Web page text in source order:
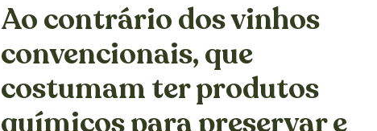
Ao contrário dos vinhos
convencionais, que
costumam ter produtos